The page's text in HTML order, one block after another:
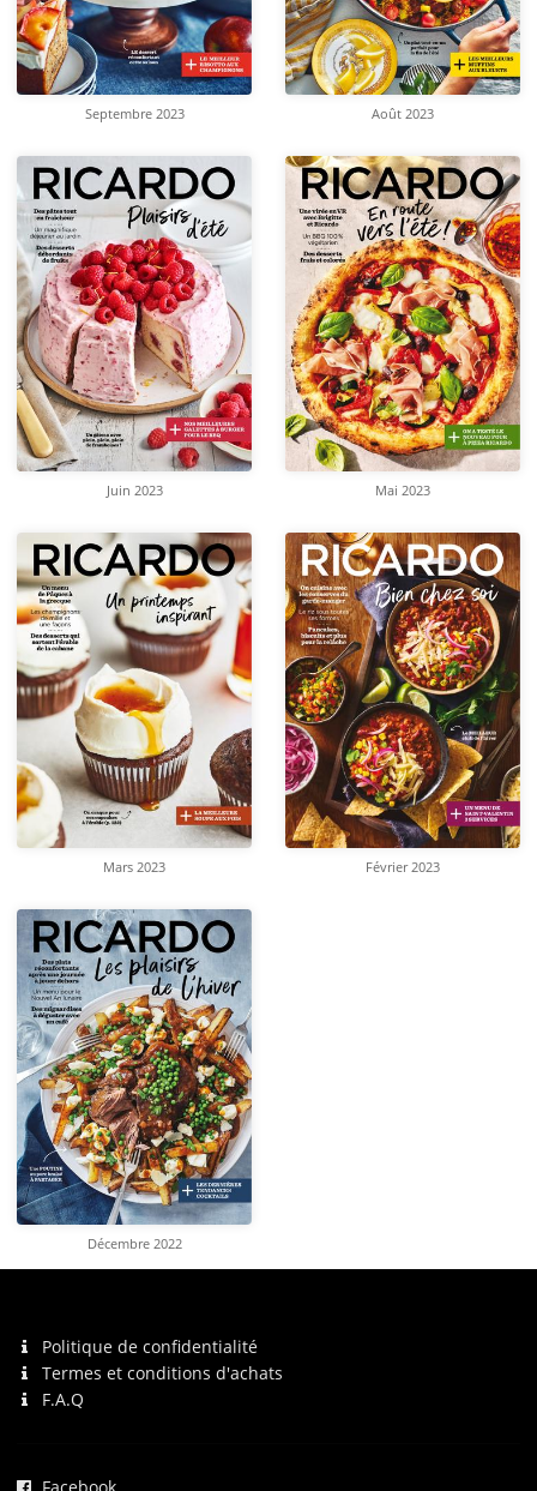
Septembre 2023 Août 2023
Juin 2023 Mai 2023
Mars 2023 Février 2023
Décembre 2022
Politique de confidentialité
Termes et conditions d'achats
F.A.Q
Facebook